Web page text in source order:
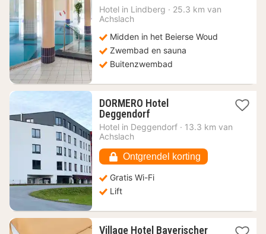
99
Hotel in Lindberg · 25.3 km van
Achslach
Midden in het Beierse Woud
Zwembad en sauna
Buitenzwembad
DORMERO Hotel
Deggendorf1
nacht
vanaf
€
Hotel in Deggendorf · 13.3 km van
Achslach
Ontgrendel korting
Gratis Wi-Fi
Lift
Village Hotel Bayerischer